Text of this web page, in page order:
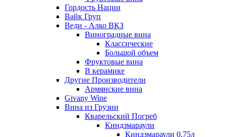
Гордость Нации
Вайк Груп
Веди - Алко ВКЗ
Виноградные вина
Классические
Большой объем
Фруктовые вина
В керамике
Другие Производители
Армянские вина
Givany Wine
Вина из Грузии
Кварельский Погреб
Киндзмараули
Киндзмараули 0,75л